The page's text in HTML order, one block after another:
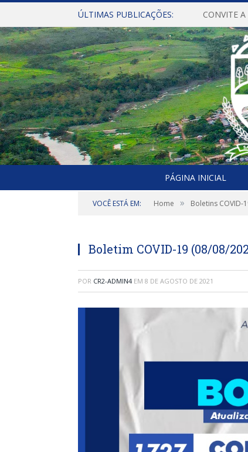
ÚLTIMAS PUBLICAÇÕES:
PÁGINA INICIAL
VOCÊ ESTÁ EM: Home » Boletins COVID-
Boletim COVID-19 (08/08/
POR CR2-ADMIN4 EM 8 DE AGOSTO DE 2021